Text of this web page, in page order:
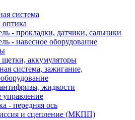
система
оптика
- прокладки, датчики, сальники
- навесное оборудование
аккумуляторы
система, зажигание,
жидкости
управление
- передняя ось
и сцепление (МКПП)